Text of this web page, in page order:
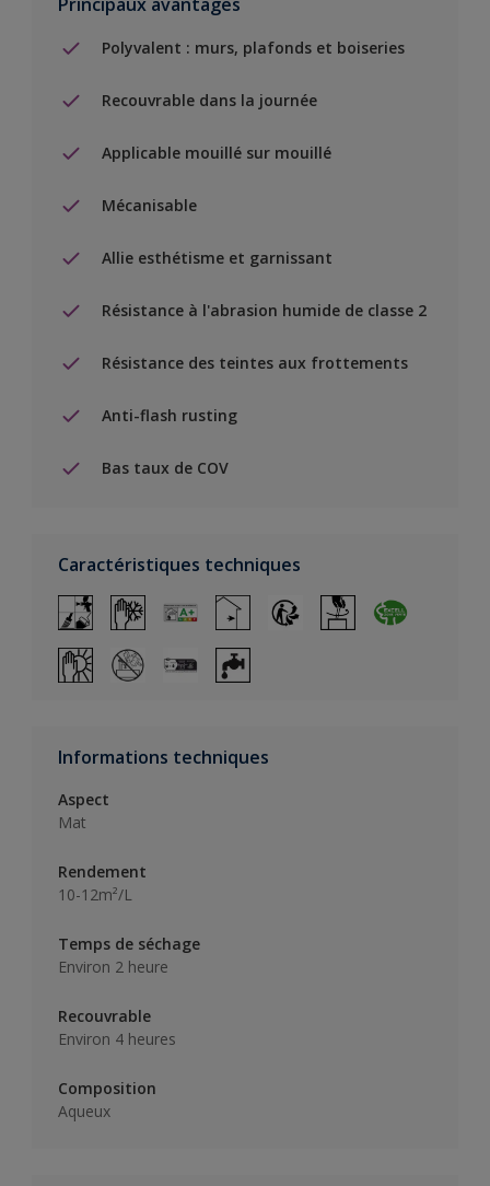
Polyvalent : murs, plafonds et boiseries
Recouvrable dans la journée
Applicable mouillé sur mouillé
Mécanisable
Allie esthétisme et garnissant
Résistance à l'abrasion humide de classe 2
Résistance des teintes aux frottements
Anti-flash rusting
Bas taux de COV
Caractéristiques techniques
Informations techniques
Aspect
Mat
Rendement
10-12m²/L
Temps de séchage
Environ 2 heure
Recouvrable
Environ 4 heures
Composition
Aqueux